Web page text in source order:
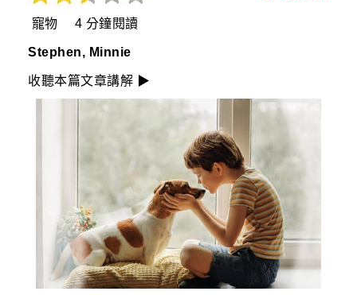
寵物 4 分鐘閱讀
Stephen, Minnie
收聽本篇文章講解 ▶